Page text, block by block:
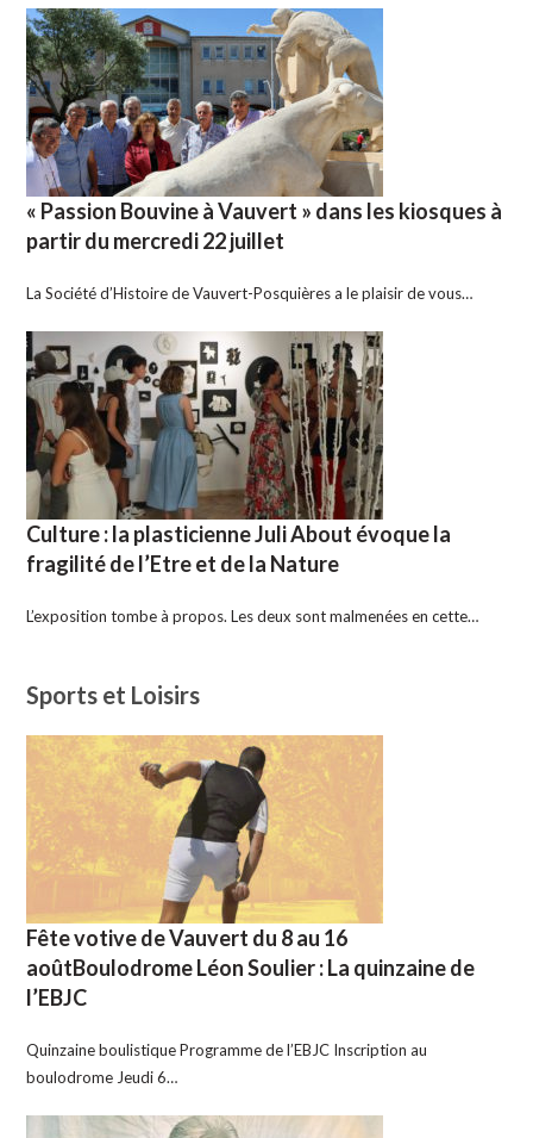
« Passion Bouvine à Vauvert » dans les kiosques à
partir du mercredi 22 juillet
La Société d’Histoire de Vauvert-Posquières a le plaisir de vous…
Culture : la plasticienne Juli About évoque la
fragilité de l’Etre et de la Nature
L’exposition tombe à propos. Les deux sont malmenées en cette…
Sports et Loisirs
Fête votive de Vauvert du 8 au 16
aoûtBoulodrome Léon Soulier : La quinzaine de
l’EBJC
Quinzaine boulistique Programme de l’EBJC Inscription au
boulodrome Jeudi 6…